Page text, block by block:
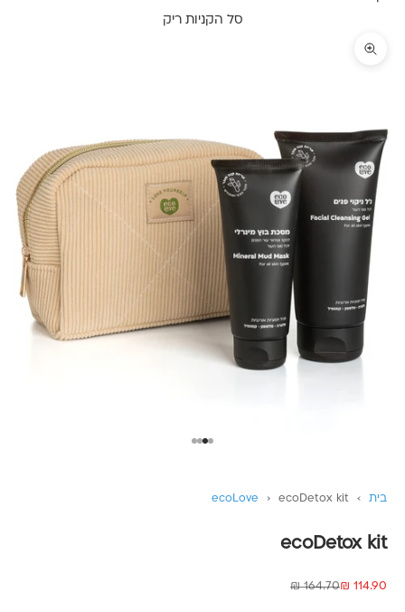
סל הקניות ריק
בית ›
ecoLove › ecoDetox kit
ecoDetox kit
מחיר מבצע
114.90 ₪ מחיר רגיל
164.70 ₪